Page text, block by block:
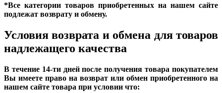
*Все категории товаров приобретенных на нашем сайте
подлежат возврату и обмену.
Условия возврата и обмена для товаров
надлежащего качества
В течение 14-ти дней после получения товара покупателем
Вы имеете право на возврат или обмен приобретенного на
нашем сайте товара при условии что: